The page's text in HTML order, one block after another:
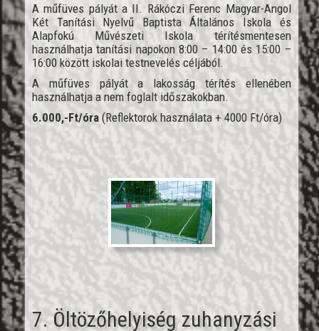
A műfüves pályát a II. Rákóczi Ferenc Magyar-Angol
Két Tanítási Nyelvű Baptista Általános Iskola és
Alapfokú Művészeti Iskola térítésmentesen
használhatja tanítási napokon 8:00 – 14:00 és 15:00 –
16:00 között iskolai testnevelés céljából.
A műfüves pályát a lakosság térítés ellenében
használhatja a nem foglalt időszakokban.
6.000,-Ft/óra (Reflektorok használata + 4000 Ft/óra)
7. Öltözőhelyiség zuhanyzási